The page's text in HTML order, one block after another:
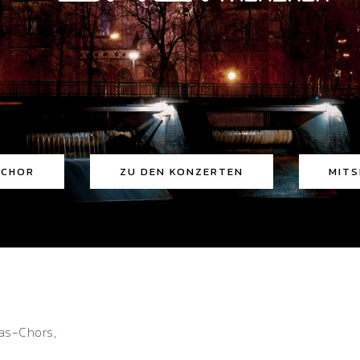
ZU DEN KONZERTEN
ZU DEN KONZERTEN
Chors,